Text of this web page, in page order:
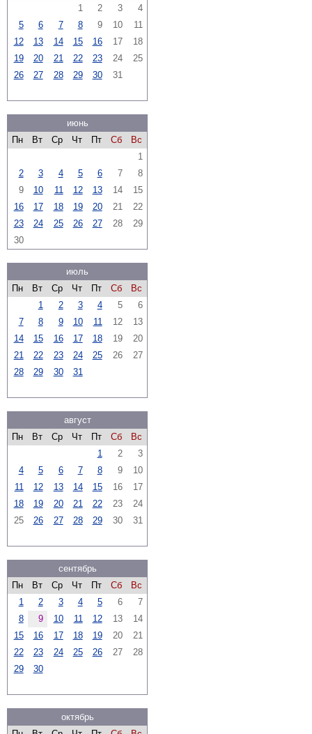
1
2 3
4
5
6 7 8 9 10
11
12
13 14 15 16 17
18
19
20 21 22 23 24
25
26
27 28 29 30 31
июнь
Пн
Вт Ср Чт Пт Сб
Вс
1
2
3 4 5 6 7
8
9
10 11 12 13 14
15
16
17 18 19 20 21
22
23
24 25 26 27 28
29
30
июль
Пн
Вт Ср Чт Пт Сб
Вс
1
2 3 4 5
6
7
8 9 10 11 12
13
14
15 16 17 18 19
20
21
22 23 24 25 26
27
28
29 30 31
август
Пн
Вт Ср Чт Пт Сб
Вс
1
2
3
4
5 6 7 8 9
10
11
12 13 14 15 16
17
18
19 20 21 22 23
24
25
26 27 28 29 30 31
сентябрь
Пн
Вт Ср Чт Пт Сб
Вс
1
2 3 4 5 6
7
8
9 10 11 12 13
14
15
16 17 18 19 20
21
22
23 24 25 26 27
28
29
30
октябрь